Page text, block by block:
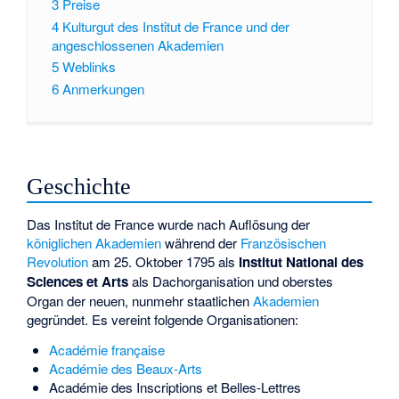
3 Preise
4 Kulturgut des Institut de France und der
angeschlossenen Akademien
5Weblinks
6Anmerkungen
Geschichte
Das Institut de France wurde nach Auflösung der
königlichen Akademienwährend der Französischen
Revolutionam 25. Oktober 1795 als Institut National des
Sciences et Artsals Dachorganisation und oberstes
Organ der neuen, nunmehr staatlichenAkademien
gegründet. Es vereint folgende Organisationen:
Académie française
Académie des Beaux-Arts
Académie des Inscriptions et Belles-Lettres